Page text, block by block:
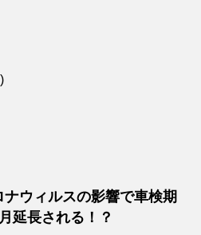
ナウィルスの影響で車検期
延長される！？